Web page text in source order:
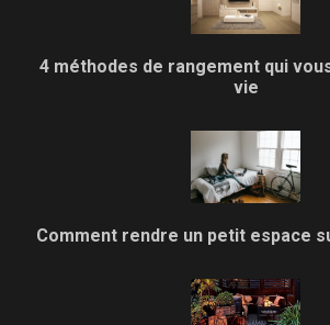
4 méthodes de rangement qui
vie
Comment rendre un petit espace